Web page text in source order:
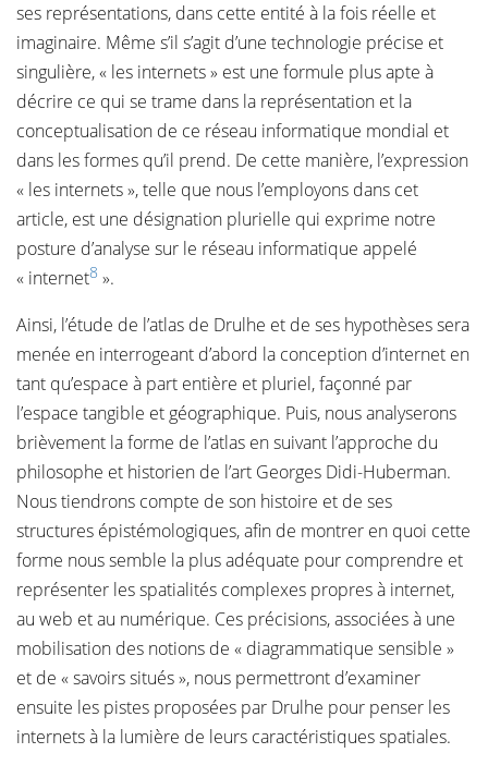
ses représentations, dans cette entité à la fois réelle et
imaginaire. Même s’il s’agit d’une technologie précise et
singulière, « les internets » est une formule plus apte à
décrire ce qui se trame dans la représentation et la
conceptualisation de ce réseau informatique mondial et
dans les formes qu’il prend. De cette manière, l’expression
« les internets », telle que nous l’employons dans cet
article, est une désignation plurielle qui exprime notre
posture d’analyse sur le réseau informatique appelé
« internet8 ».
Ainsi, l’étude de l’atlas de Drulhe et de ses hypothèses sera
menée en interrogeant d’abord la conception d’internet en
tant qu’espace à part entière et pluriel, façonné par
l’espace tangible et géographique. Puis, nous analyserons
brièvement la forme de l’atlas en suivant l’approche du
philosophe et historien de l’art Georges Didi-Huberman.
Nous tiendrons compte de son histoire et de ses
structures épistémologiques, afin de montrer en quoi cette
forme nous semble la plus adéquate pour comprendre et
représenter les spatialités complexes propres à internet,
au web et au numérique. Ces précisions, associées à une
mobilisation des notions de « diagrammatique sensible »
et de « savoirs situés », nous permettront d’examiner
ensuite les pistes proposées par Drulhe pour penser les
internets à la lumière de leurs caractéristiques spatiales.